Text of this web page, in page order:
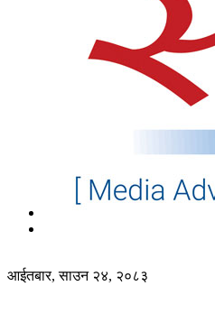
आईतबार, साउन २४, २०८३